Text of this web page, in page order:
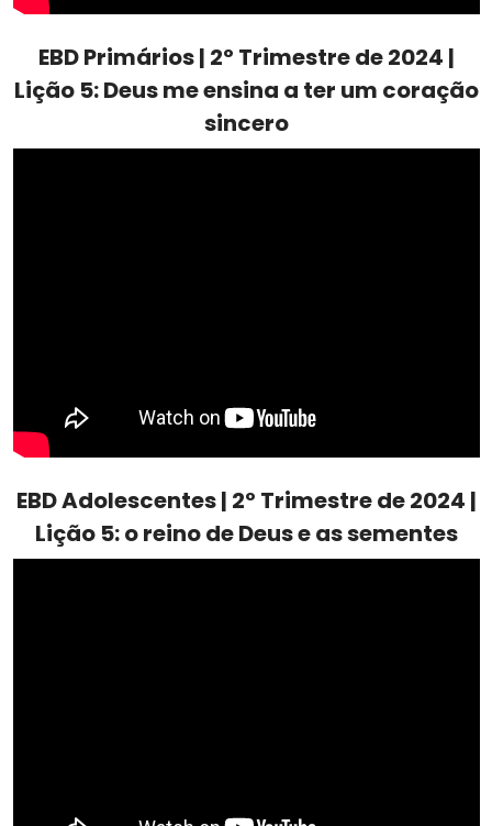
EBD Primários | 2º Trimestre de 2024 |
Lição 5: Deus me ensina a ter um coração
sincero
EBD Adolescentes | 2º Trimestre de 2024 |
Lição 5: o reino de Deus e as sementes